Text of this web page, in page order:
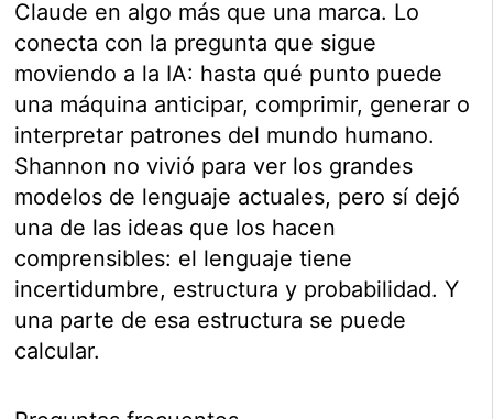
Claude en algo más que una marca. Lo
conecta con la pregunta que sigue
moviendo a la IA: hasta qué punto puede
una máquina anticipar, comprimir, generar o
interpretar patrones del mundo humano.
Shannon no vivió para ver los grandes
modelos de lenguaje actuales, pero sí dejó
una de las ideas que los hacen
comprensibles: el lenguaje tiene
incertidumbre, estructura y probabilidad. Y
una parte de esa estructura se puede
calcular.